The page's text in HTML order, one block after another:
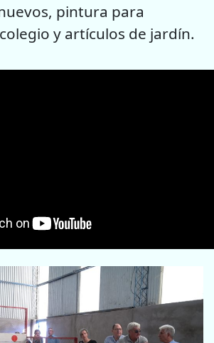
pintura para
y artículos de jardín.